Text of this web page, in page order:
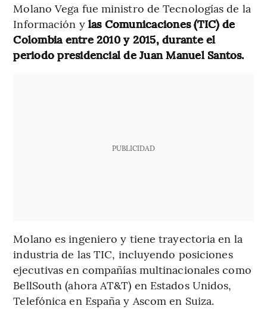
Molano Vega fue ministro de Tecnologías de la
Información y las Comunicaciones (TIC) de
Colombia entre 2010 y 2015, durante el
periodo presidencial de Juan Manuel Santos.
PUBLICIDAD
Molano es ingeniero y tiene trayectoria en la
industria de las TIC, incluyendo posiciones
ejecutivas en compañías multinacionales como
BellSouth (ahora AT&T) en Estados Unidos,
Telefónica en España y Ascom en Suiza.